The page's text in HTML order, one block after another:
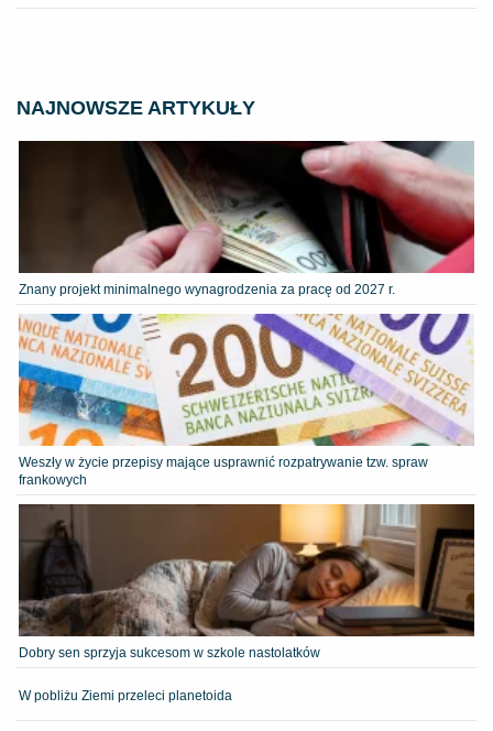
NAJNOWSZE ARTYKUŁY
Znany projekt minimalnego wynagrodzenia za pracę od 2027 r.
Weszły w życie przepisy mające usprawnić rozpatrywanie tzw. spraw
frankowych
Dobry sen sprzyja sukcesom w szkole nastolatków
W pobliżu Ziemi przeleci planetoida